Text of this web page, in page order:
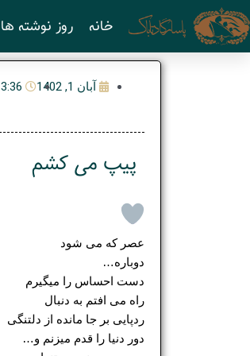
پرش
به
محتوا
خانه روز نوشته ها
آبان 1, 1402 3:36 ب.ظ
پیپ می کشم
عصر که می شود
دوباره…
دست احساس را میگیرم
راه می افتم به دنبال
ردپایی بر جا مانده از دلتنگی
دور دنیا را قدم میزنم و…